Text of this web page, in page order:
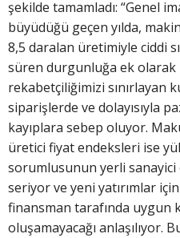
şekilde tamamladı: “Genel
büyüdüğü geçen yılda,
8,5 daralan üretimiyle ciddi
süren durgunluğa ek olarak
rekabetçiliğimizi sınırlayan
siparişlerde ve dolayısıyla
kayıplara sebep oluyor.
üretici fiyat endeksleri ise
sorumlusunun yerli sanayici
seriyor ve yeni yatırımlar
finansman tarafında uygun
oluşamayacağı anlaşılıyor.